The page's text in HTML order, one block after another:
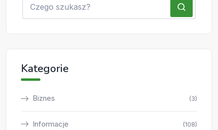
Kategorie
Biznes (3)
Informacje (108)